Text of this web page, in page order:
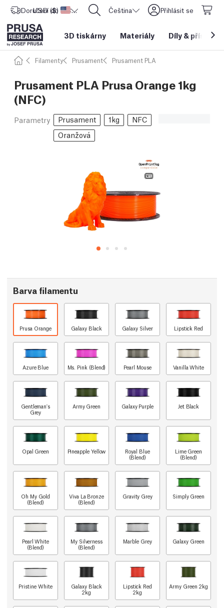
Doručení do Spojené státy americké
USD ($) CORE One L: Nyní skladem! Čeština Přihlásit se
3D tiskárny Materiály Díly &
Filamenty Prusament Prusament PLA
Prusament PLA Prusa Orange 1kg
(NFC)
Parametry Prusament 1kg
NFC
Oranžová
Barva filamentu
Prusa Orange Galaxy Black Galaxy Silver Lipstick Red
Azure Blue Ms. Pink (Blend) Pearl Mouse Vanilla White
Gentleman's
Grey
Army Green Galaxy Purple Jet Black
Opal Green Pineapple Yellow
Royal Blue
(Blend)
Lime Green
(Blend)
Oh My Gold
(Blend)
Viva La Bronze
(Blend)
Gravity Grey Simply Green
Pearl White
(Blend)
My Silverness
(Blend)
Marble Grey Galaxy Green
Pristine White
Galaxy Black
2kg
Lipstick Red
2kg
Army Green 2kg